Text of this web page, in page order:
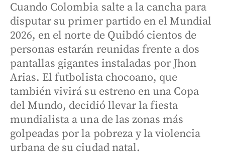
Cuando Colombia salte a la cancha para
disputar su primer partido en el Mundial
2026, en el norte de Quibdó cientos de
personas estarán reunidas frente a dos
pantallas gigantes instaladas por Jhon
Arias. El futbolista chocoano, que
también vivirá su estreno en una Copa
del Mundo, decidió llevar la fiesta
mundialista a una de las zonas más
golpeadas por la pobreza y la violencia
urbana de su ciudad natal.